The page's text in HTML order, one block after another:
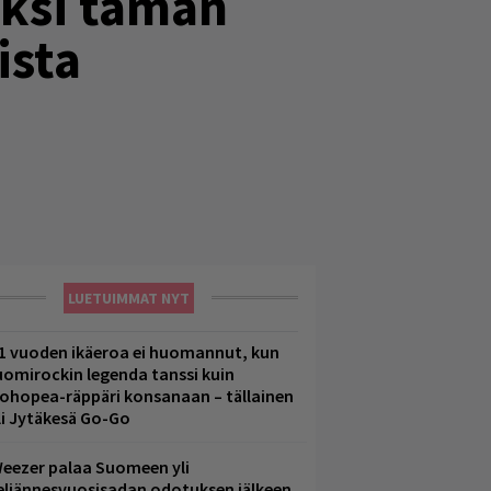
LUETUIMMAT NYT
vuoden ikäeroa ei huomannut, kun
legenda tanssi kuin
räppäri konsanaan – tällainen
Jytäkesä Go-Go
palaa Suomeen yli